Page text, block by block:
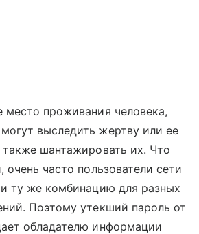
место проживания человека,
выследить жертву или ее
также шантажировать их. Что
очень часто пользователи сети
ту же комбинацию для разных
Поэтому утекший пароль от
обладателю информации